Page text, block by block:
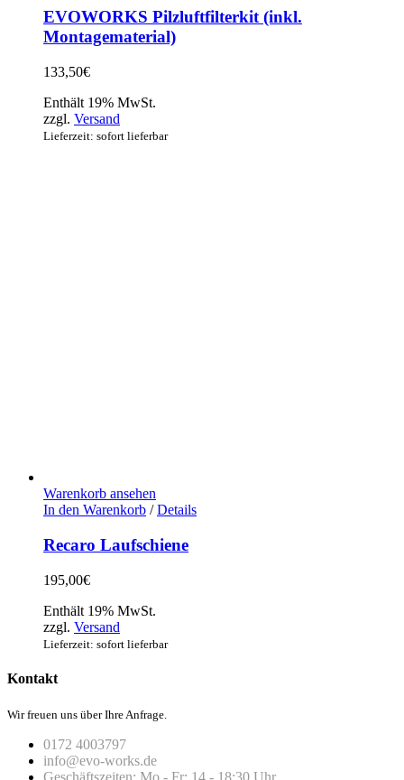
EVOWORKS Pilzluftfilterkit (inkl.
Montagematerial)
133,50€
Enthält 19% MwSt.
zzgl. Versand
Lieferzeit: sofort lieferbar
Warenkorb ansehen
In den Warenkorb / Details
Recaro Laufschiene
195,00€
Enthält 19% MwSt.
zzgl. Versand
Lieferzeit: sofort lieferbar
Kontakt
Wir freuen uns über Ihre Anfrage.
0172 4003797
info@evo-works.de